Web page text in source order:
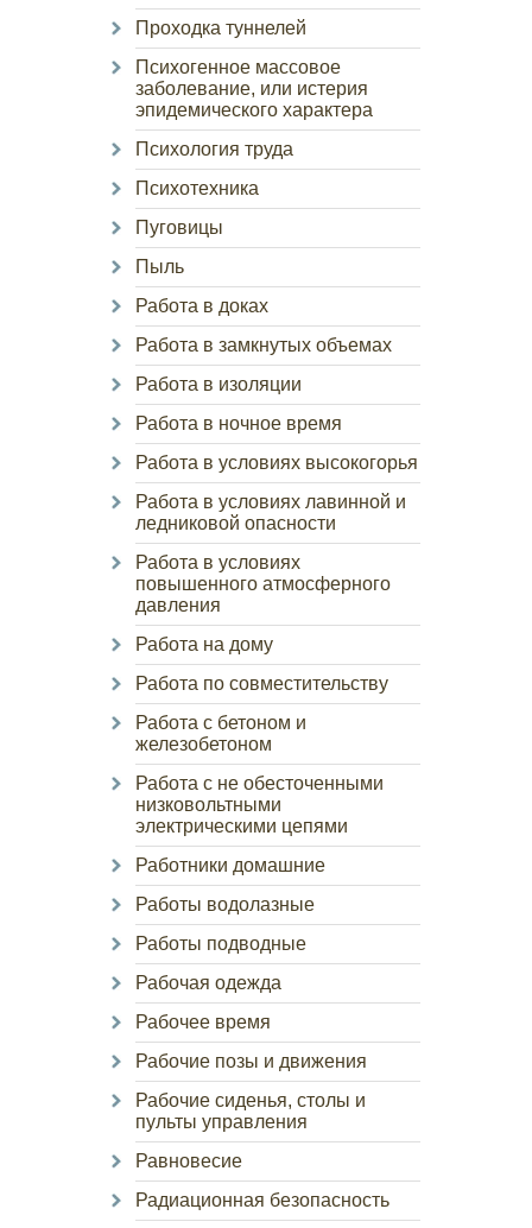
Проходка туннелей
Психогенное массовое
заболевание, или истерия
эпидемического характера
Психология труда
Психотехника
Пуговицы
Пыль
Работа в доках
Работа в замкнутых объемах
Работа в изоляции
Работа в ночное время
Работа в условиях высокогорья
Работа в условиях лавинной и
ледниковой опасности
Работа в условиях
повышенного атмосферного
давления
Работа на дому
Работа по совместительству
Работа с бетоном и
железобетоном
Работа с не обесточенными
низковольтными
электрическими цепями
Работники домашние
Работы водолазные
Работы подводные
Рабочая одежда
Рабочее время
Рабочие позы и движения
Рабочие сиденья, столы и
пульты управления
Равновесие
Радиационная безопасность